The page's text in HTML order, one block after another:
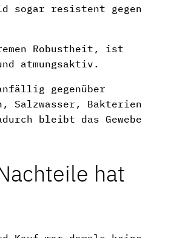
sogar resistent gegen
Robustheit, ist
atmungsaktiv.
gegenüber
Salzwasser, Bakterien
bleibt das Gewebe
hat